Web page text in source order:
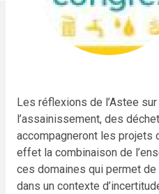
Les réflexions de l’Astee
l’assainissement, des
accompagneront les projets
effet la combinaison de
ces domaines qui permet
dans un contexte